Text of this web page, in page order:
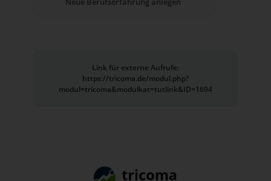
Link für externe Aufrufe:
https://tricoma.de/modul.php?
modul=tricoma&modulkat=tutlink&ID=1694